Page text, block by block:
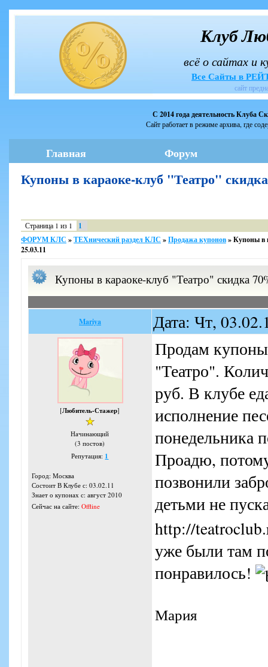
Клуб
всё о сайтах и
Все Сайты в
сайт
С 2014 года деятельность Клуба
Сайт работает в режиме архива, где
Главная Форум
Купоны в караоке-клуб "Театро"
Страница 1 из 1
1
ФОРУМ КЛС »ТЕХнический раздел КЛС »Продажа купонов»Купоны в
25.03.11
Купоны в караоке-клуб "Театро" скидка
Mariya Дата: Чт,
[Любитель-Стажер]
Начинающий
(3 постов)
Репутация: 1
Город: Москва
Состоит В Клубе с: 03.02.11
Знает о купонах с: август 2010
Сейчас на сайте: Offline
Продам купоны
"Театро".
руб. В клубе
исполнение
понедельника
Проадю,
позвонили
детьми не
http://
уже были там
понравилось!
Мария